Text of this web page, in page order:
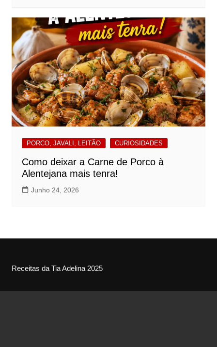
PORCO, JAVALI, LEITÃO CURIOSIDADES
Como deixar a Carne de Porco à
Alentejana mais tenra!
Junho 24, 2026
Receitas da Tia Adelina 2025